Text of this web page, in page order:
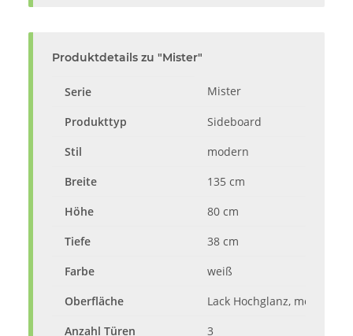
Produktdetails zu "Mister"
Serie Mister
Produkttyp
Sideboard
Stil
modern
Breite
135 cm
Höhe
80 cm
Tiefe
38 cm
Farbe
weiß
Oberfläche
Lack Hochglanz,
Anzahl Türen
3